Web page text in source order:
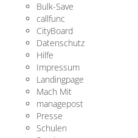
Bulk-Save
callfunc
CityBoard
Datenschutz
Hilfe
Impressum
Landingpage
Mach Mit
managepost
Presse
Schulen